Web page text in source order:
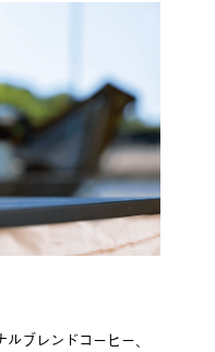
ブレンドコーヒー、